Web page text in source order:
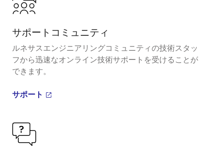
サポートコミュニティ
ルネサスエンジニアリングコミュニティの技術スタッ
フから迅速なオンライン技術サポートを受けることが
できます。
サポート